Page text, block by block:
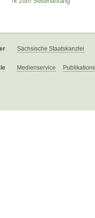
Sächsische Staatskanzlei
Medienservice